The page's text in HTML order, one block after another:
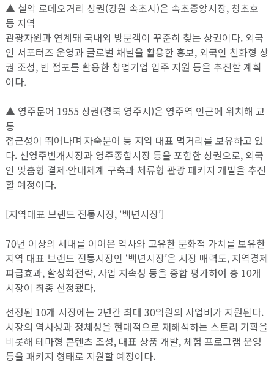
▲ 설악 로데오거리 상권(강원 속초시)은 속초중앙시장, 청초호
등 지역
관광자원과 연계돼 국내외 방문객이 꾸준히 찾는 상권이다. 외국
인 서포터즈 운영과 글로벌 채널을 활용한 홍보, 외국인 친화형 상
권 조성, 빈 점포를 활용한 창업기업 입주 지원 등을 추진할 계획
이다.
▲ 영주문어 1955 상권(경북 영주시)은 영주역 인근에 위치해 교
통
접근성이 뛰어나며 자숙문어 등 지역 대표 먹거리를 보유하고 있
다. 신영주번개시장과 영주종합시장 등을 포함한 상권으로, 외국
인 맞춤형 결제·안내체계 구축과 체류형 관광 패키지 개발을 추진
할 예정이다.
[지역대표 브랜드 전통시장, ‘백년시장’]
70년 이상의 세대를 이어온 역사와 고유한 문화적 가치를 보유한
지역 대표 브랜드 전통시장인 ‘백년시장’은 시장 매력도, 지역경제
파급효과, 활성화전략, 사업 지속성 등을 종합 평가하여 총 10개
시장이 최종 선정됐다.
선정된 10개 시장에는 2년간 최대 30억원의 사업비가 지원된다.
시장의 역사성과 정체성을 현대적으로 재해석하는 스토리 기획을
비롯해 테마형 콘텐츠 조성, 대표 상품 개발, 체험 프로그램 운영
등을 패키지 형태로 지원할 예정이다.